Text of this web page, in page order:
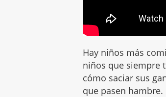
Hay niños más
niños que siempre
cómo saciar sus
que pasen hambre.